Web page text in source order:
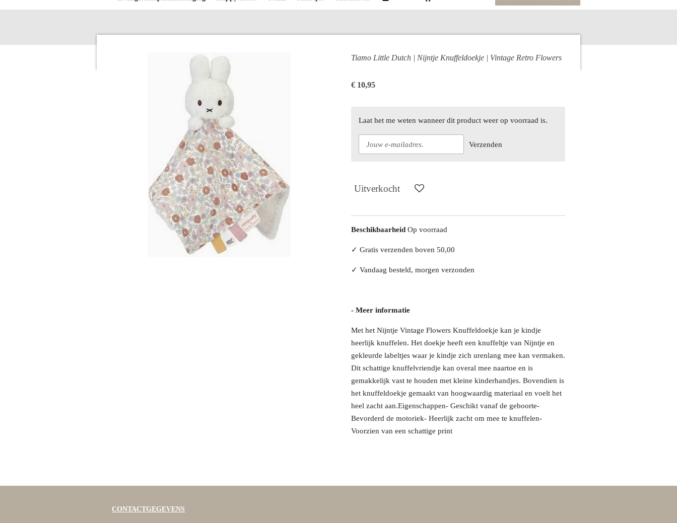
Tiamo Little Dutch | Nijntje Knuffeldoekje | Vintage Retro Flowers
€ 10,95
Laat het me weten wanneer dit product weer op voorraad is.
Verzenden
Uitverkocht
Beschikbaarheid Op voorraad
✓ Gratis verzenden boven 50,00
✓ Vandaag besteld, morgen verzonden
- Meer informatie
Met het Nijntje Vintage Flowers Knuffeldoekje kan je kindje
heerlijk knuffelen. Het doekje heeft een knuffeltje van Nijntje en
gekleurde labeltjes waar je kindje zich urenlang mee kan vermaken.
Dit schattige knuffelvriendje kan overal mee naartoe en is
gemakkelijk vast te houden met kleine kinderhandjes. Bovendien is
het knuffeldoekje gemaakt van hoogwaardig materiaal en voelt het
heel zacht aan.Eigenschappen- Geschikt vanaf de geboorte-
Bevorderd de motoriek- Heerlijk zacht om mee te knuffelen-
Voorzien van een schattige print
CONTACTGEGEVENS